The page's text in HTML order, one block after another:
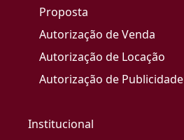
Proposta
Autorização de Venda
Autorização de Locação
Autorização de Publicidade
Institucional